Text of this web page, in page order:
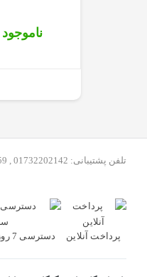
ناموجود
تلفن پشتیبانی: 01732202142 , 09019534659
پرداخت آنلاین دسترسی 7 روز هفته 24 ساعته